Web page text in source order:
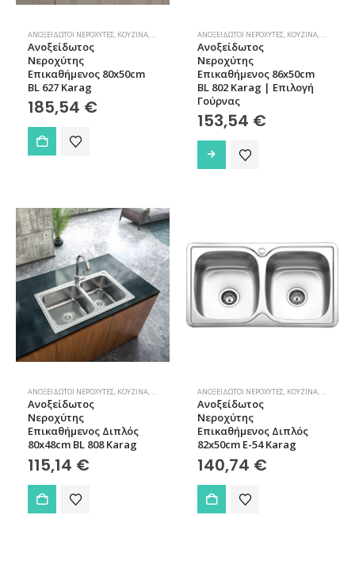
ΑΝΟΞΕΊΔΩΤΟΙ ΝΕΡΟΧΎΤΕΣ, ΚΟΥΖΊΝΑ, ΝΕΡΟΧΎΤΕΣ
Ανοξείδωτος
Νεροχύτης
Επικαθήμενος 80x50cm
BL 627 Karag
185,54 €
ΑΝΟΞΕΊΔΩΤΟΙ ΝΕΡΟΧΎΤΕΣ, ΚΟΥΖΊΝΑ,
Ανοξείδωτος
Νεροχύτης
Επικαθήμενος 86x50cm
BL 802 Karag | Επιλογή
Γούρνας
153,54 €
Αυτό
το
Οι
επιλογές
μπορούν
να
επιλεγούν
προϊόντος
ΑΝΟΞΕΊΔΩΤΟΙ ΝΕΡΟΧΎΤΕΣ, ΚΟΥΖΊΝΑ, ΝΕΡΟΧΎΤΕΣ
Ανοξείδωτος
Νεροχύτης
Επικαθήμενος Διπλός
80x48cm BL 808 Karag
115,14 €
ΑΝΟΞΕΊΔΩΤΟΙ ΝΕΡΟΧΎΤΕΣ, ΚΟΥΖΊΝΑ,
Ανοξείδωτος
Νεροχύτης
Επικαθήμενος Διπλός
82x50cm E-54 Karag
140,74 €